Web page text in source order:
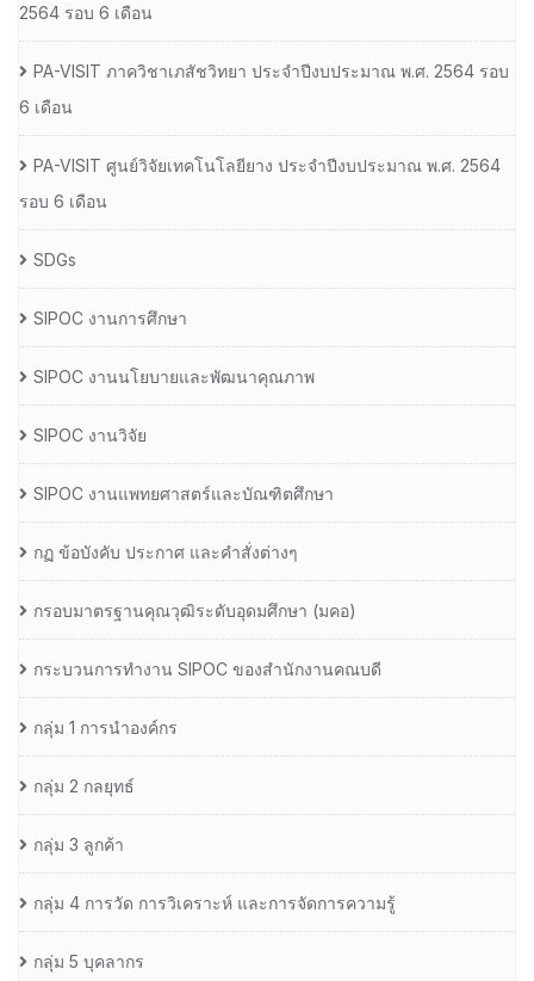
2564 รอบ 6 เดือน
PA-VISIT ภาควิชาเภสัชวิทยา ประจำปีงบประมาณ พ.ศ. 2564 รอบ
6 เดือน
PA-VISIT ศูนย์วิจัยเทคโนโลยียาง ประจำปีงบประมาณ พ.ศ. 2564
รอบ 6 เดือน
SDGs
SIPOC งานการศึกษา
SIPOC งานนโยบายและพัฒนาคุณภาพ
SIPOC งานวิจัย
SIPOC งานแพทยศาสตร์และบัณฑิตศึกษา
กฏ ข้อบังคับ ประกาศ และคำสั่งต่างๆ
กรอบมาตรฐานคุณวุฒิระดับอุดมศึกษา (มคอ)
กระบวนการทำงาน SIPOC ของสำนักงานคณบดี
กลุ่ม 1 การนำองค์กร
กลุ่ม 2 กลยุทธ์
กลุ่ม 3 ลูกค้า
กลุ่ม 4 การวัด การวิเคราะห์ และการจัดการความรู้
กลุ่ม 5 บุคลากร